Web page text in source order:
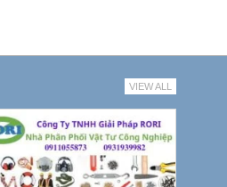
VIEW ALL